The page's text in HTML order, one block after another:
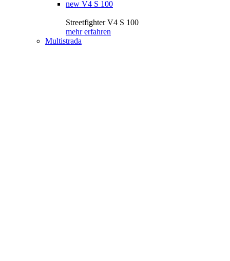
new V4 S 100
Streetfighter V4 S 100
mehr erfahren
Multistrada